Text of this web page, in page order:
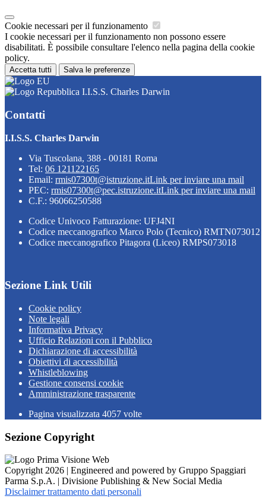
Cookie necessari per il funzionamento
I cookie necessari per il funzionamento non possono essere
disabilitati. È possibile consultare l'elenco nella pagina della cookie
policy.
Accetta tutti Salva le preferenze
I.I.S.S. Charles Darwin
Contatti
I.I.S.S. Charles Darwin
Via Tuscolana, 388 - 00181 Roma
Tel: 06 121122165
Email: rmis07300t@istruzione.itLink per inviare una mail
PEC: rmis07300t@pec.istruzione.itLink per inviare una mail
C.F.: 96066250588
Codice Univoco Fatturazione: UFJ4NI
Codice meccanografico Marco Polo (Tecnico) RMTN073012
Codice meccanografico Pitagora (Liceo) RMPS073018
Sezione Link Utili
Cookie policy
Note legali
Informativa Privacy
Ufficio Relazioni con il Pubblico
Dichiarazione di accessibilità
Obiettivi di accessibilità
Whistleblowing
Gestione consensi cookie
Amministrazione trasparente
Pagina visualizzata 4057 volte
Sezione Copyright
Copyright 2026 | Engineered and powered by Gruppo Spaggiari
Parma S.p.A. | Divisione Publishing & New Social Media
Disclaimer trattamento dati personali